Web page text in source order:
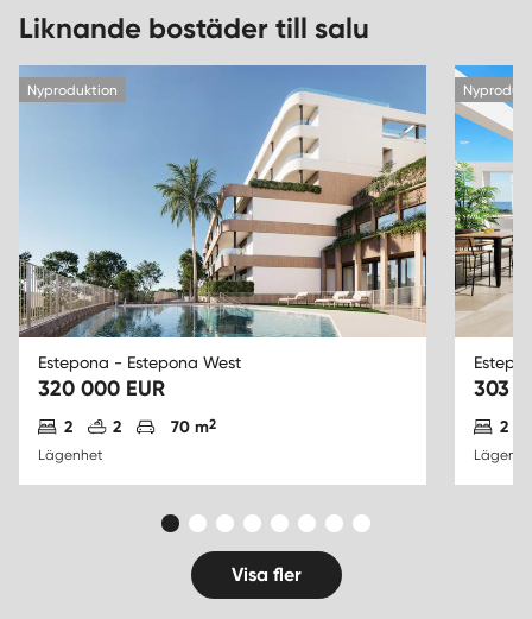
Liknande bostäder till salu
Nyproduktion
Estepona - Estepona West
320 000 EUR
Antal sovrum
2 Antal badrum
2 Parkering
70 m2
Lägenhet
303
2
Visa fler